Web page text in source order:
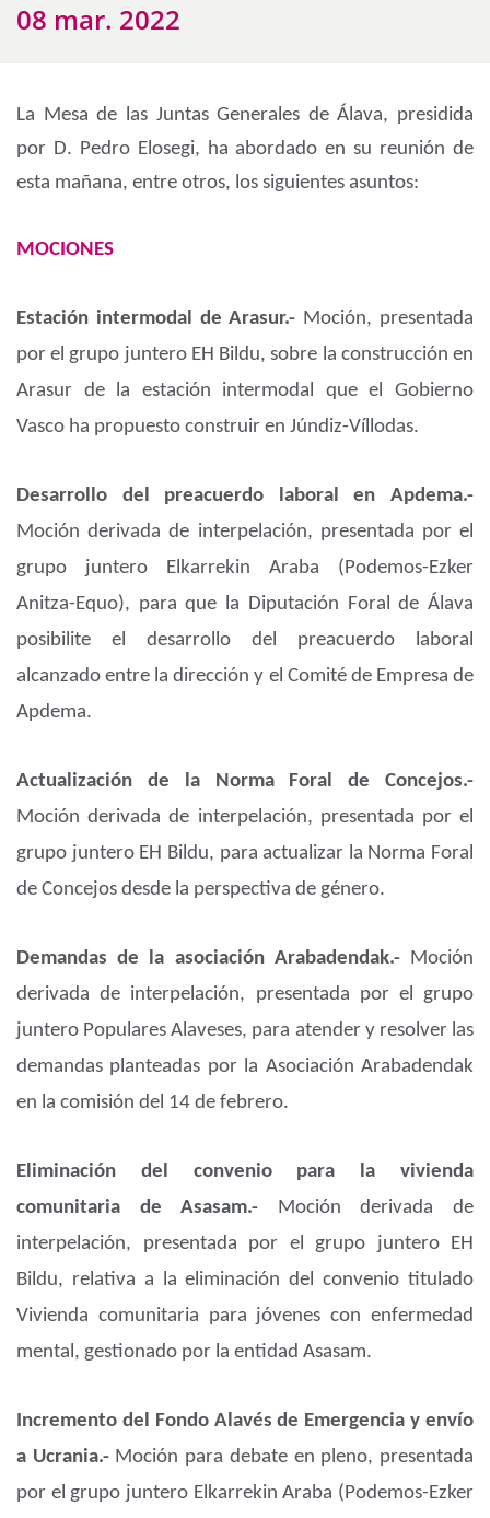
08 mar. 2022
La Mesa de las Juntas Generales de Álava, presidida
por D. Pedro Elosegi, ha abordado en su reunión de
esta mañana, entre otros, los siguientes asuntos:
MOCIONES
Estación intermodal de Arasur.- Moción, presentada
por el grupo juntero EH Bildu, sobre la construcción en
Arasur de la estación intermodal que el Gobierno
Vasco ha propuesto construir en Júndiz-Víllodas.
Desarrollo del preacuerdo laboral en Apdema.-
Moción derivada de interpelación, presentada por el
grupo juntero Elkarrekin Araba (Podemos-Ezker
Anitza-Equo), para que la Diputación Foral de Álava
posibilite el desarrollo del preacuerdo laboral
alcanzado entre la dirección y el Comité de Empresa de
Apdema.
Actualización de la Norma Foral de Concejos.-
Moción derivada de interpelación, presentada por el
grupo juntero EH Bildu, para actualizar la Norma Foral
de Concejos desde la perspectiva de género.
Demandas de la asociación Arabadendak.- Moción
derivada de interpelación, presentada por el grupo
juntero Populares Alaveses, para atender y resolver las
demandas planteadas por la Asociación Arabadendak
en la comisión del 14 de febrero.
Eliminación del convenio para la vivienda
comunitaria de Asasam.- Moción derivada de
interpelación, presentada por el grupo juntero EH
Bildu, relativa a la eliminación del convenio titulado
Vivienda comunitaria para jóvenes con enfermedad
mental, gestionado por la entidad Asasam.
Incremento del Fondo Alavés de Emergencia y envío
a Ucrania.- Moción para debate en pleno, presentada
por el grupo juntero Elkarrekin Araba (Podemos-Ezker